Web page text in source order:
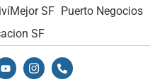
SF Puerto Negocios
SF